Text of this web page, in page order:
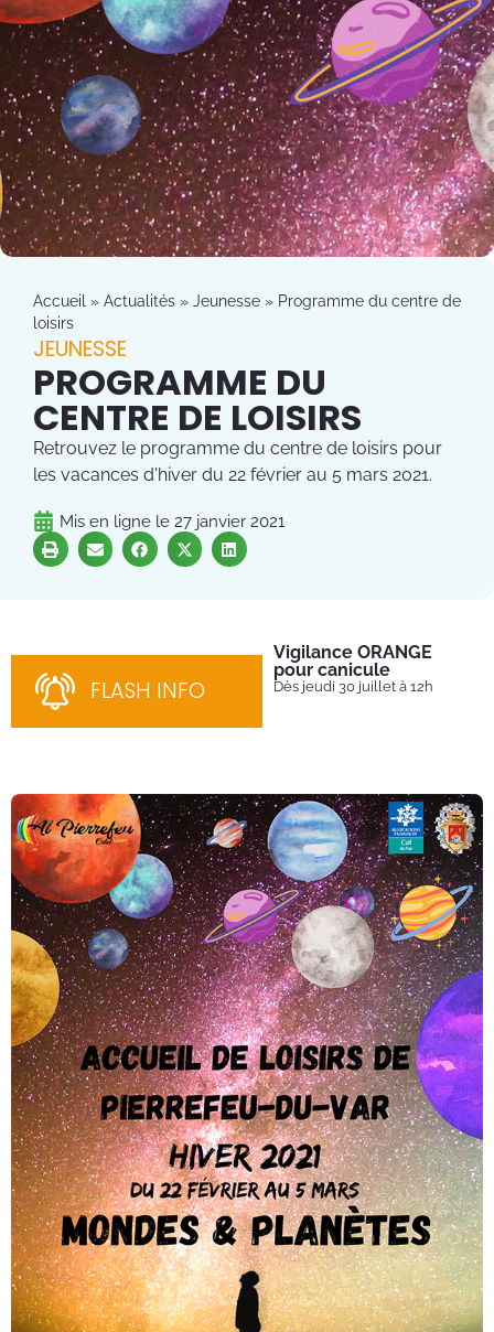
Accueil » Actualités » Jeunesse » Programme du centre de
loisirs
JEUNESSE
PROGRAMME DU
CENTRE DE LOISIRS
Retrouvez le programme du centre de loisirs pour
les vacances d'hiver du 22 février au 5 mars 2021.
Mis en ligne le 27 janvier 2021
FLASH INFO
Vigilance ORANGE
pour canicule
Dès jeudi 30 juillet à 12h